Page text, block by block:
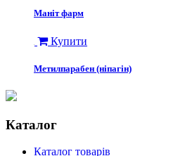
Маніт фарм
Купити
Метилпарабен (ніпагін)
Каталог
Каталог товарів